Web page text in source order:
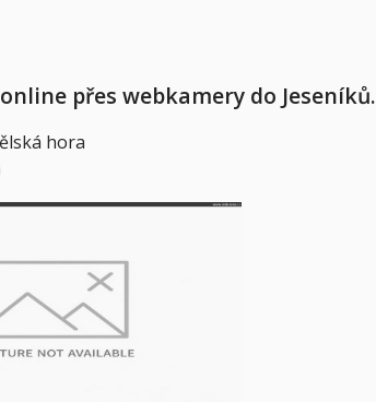
přes webkamery do Jeseníků.
hora